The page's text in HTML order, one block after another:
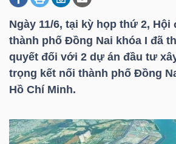
Ngày 11/6, tại kỳ họp thứ 2, Hội
thành phố Đồng Nai khóa I đã
quyết đối với 2 dự án đầu tư
trọng kết nối thành phố Đồng
Hồ Chí Minh.
DOANH
NGHIỆP
BẤT
ĐỘNG